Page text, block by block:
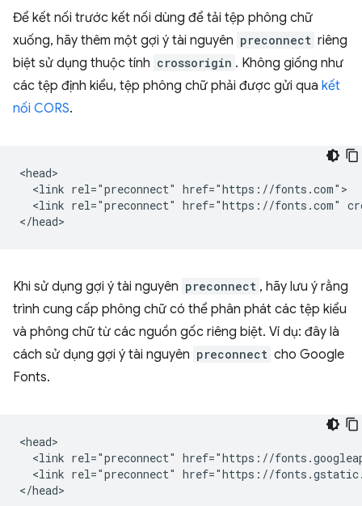
Để kết nối trước kết nối dùng để tải tệp phông chữ
xuống, hãy thêm một gợi ý tài nguyên preconnect riêng
biệt sử dụng thuộc tính crossorigin . Không giống như
các tệp định kiểu, tệp phông chữ phải được gửi qua kết
nối CORS.
<head>
  <link rel="preconnect" href="https://fonts.com">
<link rel="preconnect" href="https://fonts.com"
Khi sử dụng gợi ý tài nguyên preconnect , hãy lưu ý rằng
trình cung cấp phông chữ có thể phân phát các tệp kiểu
và phông chữ từ các nguồn gốc riêng biệt. Ví dụ: đây là
cách sử dụng gợi ý tài nguyên preconnect cho Google
Fonts.
<head>
<link rel="preconnect" href="https://
<link rel="preconnect" href="https://